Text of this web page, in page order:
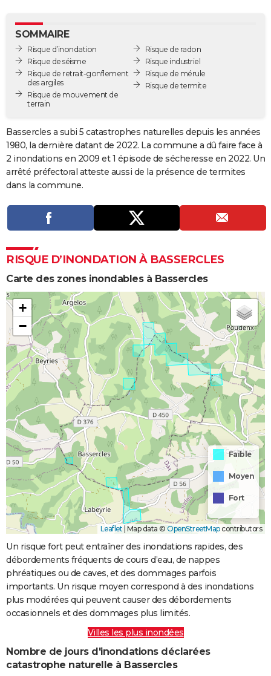
GUIDES D'ACHAT
BONS PLANS
CARTE DE VOEUX
Carte de Noël
Carte Bonne année
Carte Saint-Valentin
Carte Pâques
Carte d'anniversaire
Dictionnaire
Biographies
Citations
Expressions
Proverbes
PROGRAMME TV
COPAINS D'AVANT
S'inscrire
Se connecter
Lycées
Collèges
Primaires
Universités
Entreprises
Service militaire
Avis de recherche
AVIS DE DÉCÈS
Bricolage
Lifestyle
Culture
Sport
Auto
Television
Voyage
Cinema
SOMMAIRE
Risque d’inondation
Risque de séisme
Risque de retrait-gonflement
des argiles
Risque de mouvement de
terrain
Risque de radon
Risque industriel
Risque de mérule
Risque de termite
Bassercles a subi 5 catastrophes naturelles depuis les années
1980, la dernière datant de 2022. La commune a dû faire face à
2 inondations en 2009 et 1 épisode de sécheresse en 2022. Un
arrêté préfectoral atteste aussi de la présence de termites
dans la commune.
RISQUE D’INONDATION À BASSERCLES
Carte des zones inondables à Bassercles
+
−
Faible
Moyen
Fort
Leaflet | Map data © OpenStreetMapcontributors
Un risque fort peut entraîner des inondations rapides, des
débordements fréquents de cours d’eau, de nappes
phréatiques ou de caves, et des dommages parfois
importants. Un risque moyen correspond à des inondations
plus modérées qui peuvent causer des débordements
occasionnels et des dommages plus limités.
Villes les plus inondées
Nombre de jours d'inondations déclarées
catastrophe naturelle à Bassercles